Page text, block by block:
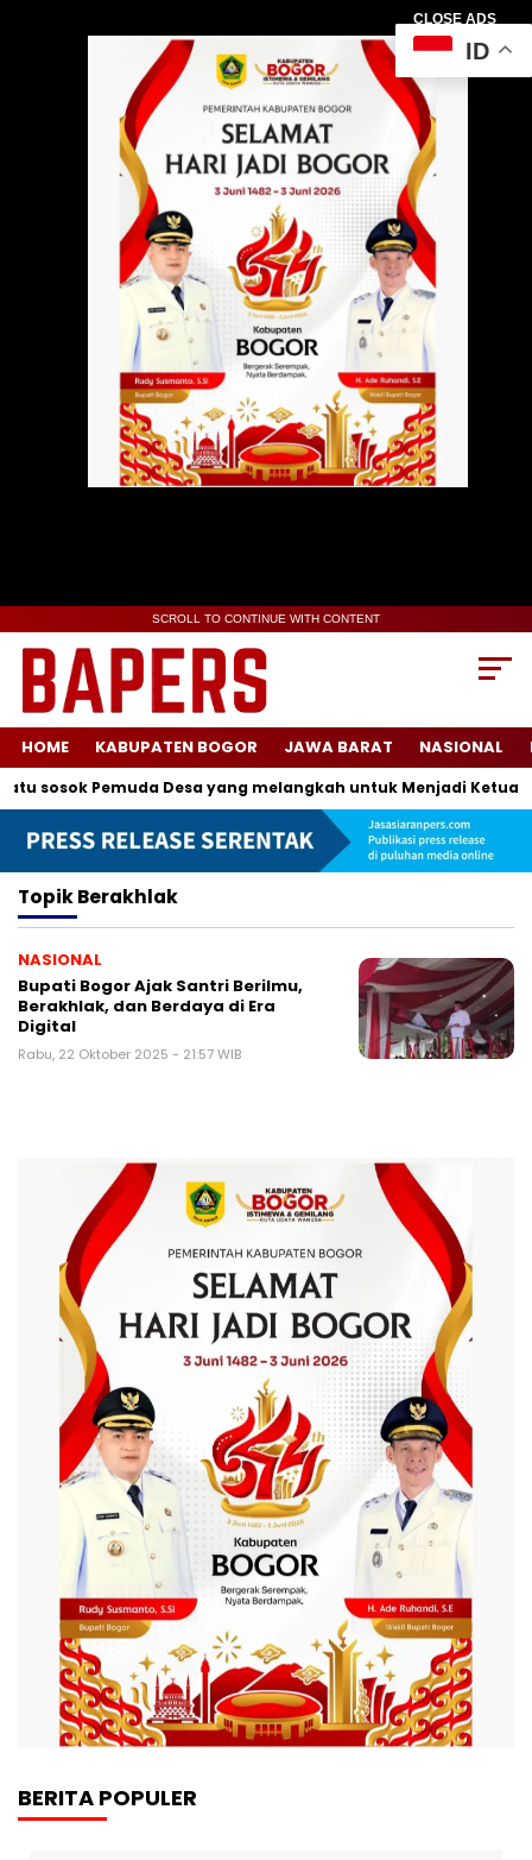
CLOSE ADS
SCROLL TO CONTINUE WITH CONTENT
HOME KABUPATEN BOGOR JAWA BARAT NASIONAL
sosok Pemuda Desa yang melangkah untuk Menjadi Ketua
TopikBerakhlak
NASIONAL
Bupati Bogor Ajak Santri Berilmu,
Berakhlak, dan Berdaya di Era
Digital
Rabu, 22 Oktober 2025 - 21:57 WIB
BERITA POPULER
ID